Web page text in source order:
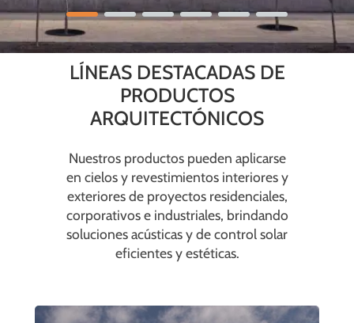
LÍNEAS DESTACADAS DE
PRODUCTOS
ARQUITECTÓNICOS
Nuestros productos pueden aplicarse
en cielos y revestimientos interiores y
exteriores de proyectos residenciales,
corporativos e industriales, brindando
soluciones acústicas y de control solar
eficientes y estéticas.